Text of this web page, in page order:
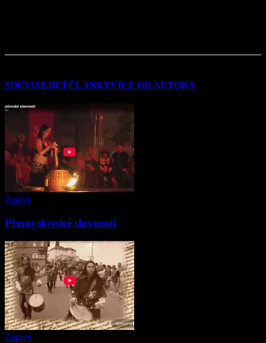
SOUVISEJÍCÍ ČLÁNKYVÍCE OD AUTORA
Zprávy
Přemyslovské slavnosti
Zprávy